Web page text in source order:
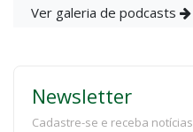
Ver galeria de podcasts
Newsletter
Cadastre-se e receba notícias